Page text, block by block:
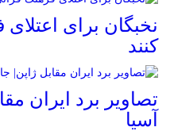
نخبگان برای
کنند
تصاویر برد ایران
آسیا